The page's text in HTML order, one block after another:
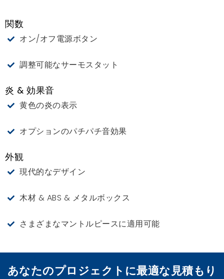
外観
現代的なデザイン
木材 & ABS & メタルボックス
さまざまなマントルピースに適用可能
炎 & 効果音
黄色の炎の表示
オプションのパチパチ音効果
関数
オン/オフ電源ボタン
調整可能なサーモスタット
あなたのプロジェクトに最適な見積もり